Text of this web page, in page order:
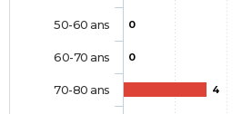
0
0
4
50-60 ans
60-70 ans
70-80 ans